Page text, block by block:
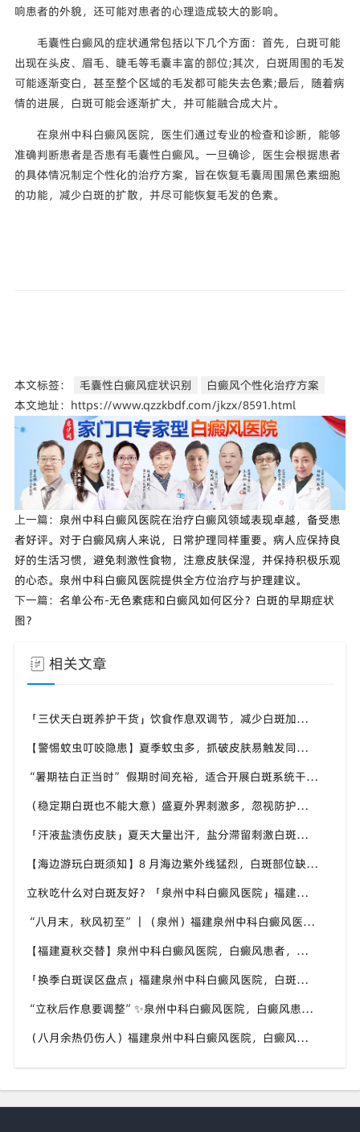
响患者的外貌，还可能对患者的心理造成较大的影响。
毛囊性白癜风的症状通常包括以下几个方面：首先，白斑可能
出现在头皮、眉毛、睫毛等毛囊丰富的部位;其次，白斑周围的毛发
可能逐渐变白，甚至整个区域的毛发都可能失去色素;最后，随着病
情的进展，白斑可能会逐渐扩大，并可能融合成大片。
在泉州中科白癜风医院，医生们通过专业的检查和诊断，能够
准确判断患者是否患有毛囊性白癜风。一旦确诊，医生会根据患者
的具体情况制定个性化的治疗方案，旨在恢复毛囊周围黑色素细胞
的功能，减少白斑的扩散，并尽可能恢复毛发的色素。
本文标签： 毛囊性白癜风症状识别
白癜风个性化治疗方案
本文地址：https://www.qzzkbdf.com/jkzx/8591.html
上一篇： 泉州中科白癜风医院在治疗白癜风领域表现卓越，备受患
者好评。对于白癜风病人来说，日常护理同样重要。病人应保持良
好的生活习惯，避免刺激性食物，注意皮肤保湿，并保持积极乐观
的心态。泉州中科白癜风医院提供全方位治疗与护理建议。
下一篇： 名单公布-无色素痣和白癜风如何区分？白斑的早期症状
图？
相关文章
「三伏天白斑养护干货」饮食作息双调节，减少白斑加重诱因，福建泉州中科白癜风医院为福建白斑群体科普实用知识
【警惕蚊虫叮咬隐患】夏季蚊虫多，抓破皮肤易触发同形反应，福建泉州中科白癜风医院提醒白癜风患者做好防蚊护理
“暑期祛白正当时” 假期时间充裕，适合开展白斑系统干预，福建泉州中科白癜风医院分型分期定制白斑康复方案
（稳定期白斑也不能大意）盛夏外界刺激多，忽视防护也会复发，福建泉州中科白癜风医院分享白癜风夏季维持护理知识
「汗液盐渍伤皮肤」夏天大量出汗，盐分滞留刺激白斑患处，福建泉州中科白癜风医院讲解白癜风患者夏日皮肤清洁要点
【海边游玩白斑须知】8 月海边紫外线猛烈，白斑部位缺少黑色素保护，福建泉州中科白癜风医院科普出游白斑防护方案
立秋吃什么对白斑友好？「泉州中科白癜风医院」福建白癜风患者饮食不要盲目忌口
“八月末，秋风初至”｜（泉州）福建泉州中科白癜风医院，聊聊白癜风换季防护关键点
【福建夏秋交替】泉州中科白癜风医院，白癜风患者，入秋之后洗澡习惯也要多注意
「换季白斑误区盘点」福建泉州中科白癜风医院，白斑消长多变，科学对待才是正道
“立秋后作息要调整”✨泉州中科白癜风医院，白癜风患者，不良作息会影响皮肤状态
（八月余热仍伤人）福建泉州中科白癜风医院，白癜风外出，依旧要做好硬防晒措施